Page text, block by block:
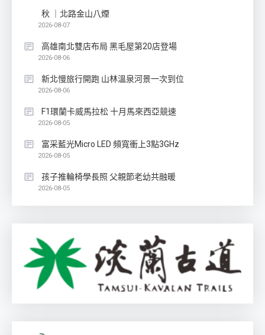
秋 ｜北路金山八煙
2026-08-07
高雄南北雙店布局 黑毛屋第20店登場
2026-08-06
新北慢旅行開跑 山林溫泉河景一次到位
2026-08-06
F1環蘭卡威馬拉松 十月馬來西亞競速
2026-08-05
富采藍光Micro LED 頻寬衝上3點3GHz
2026-08-05
孩子推輪椅學長照 父親節老幼共融暖
2026-08-05